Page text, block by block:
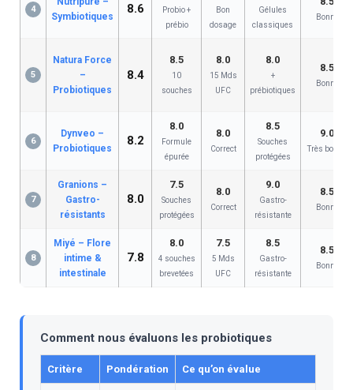
4
Symbiotiques
8.6
Probio +
prébio
Bon
dosage
Gélules
classiques
Bonne
5
Natura Force
–
Probiotiques
8.4
8.5
10
souches
8.0
15 Mds
UFC
8.0
+
prébiotiques
8.5
Bonne
6
Dynveo –
Probiotiques
8.2
8.0
Formule
épurée
8.0
Correct
8.5
Souches
protégées
9.0
Très bonne
7
Granions –
Gastro-
résistants
8.0
7.5
Souches
protégées
8.0
Correct
9.0
Gastro-
résistante
8.5
Bonne
8
Miyé – Flore
intime &
intestinale
7.8
8.0
4 souches
brevetées
7.5
5 Mds
UFC
8.5
Gastro-
résistante
8.5
Bonne
Comment nous évaluons les probiotiques
Critère Pondération Ce qu’on évalue